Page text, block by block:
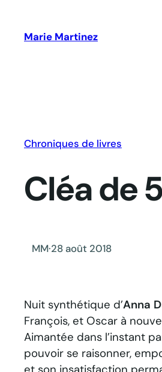
contenu
Marie Martinez
Chroniques de livres
Cléa de
MM·28 août 2018
Nuit synthétique d’Anna
François, et Oscar à
Aimantée dans l’instant
pouvoir se raisonner,